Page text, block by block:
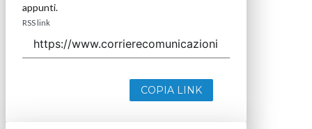
appunti.
RSS link
COPIA LINK